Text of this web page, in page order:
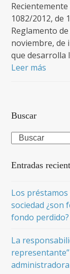
1082/2012, de
Reglamento
noviembre, de
que desarrolla
Leer más
Buscar
Search
Entradas
Los
sociedad ¿son
fondo perdido?
La